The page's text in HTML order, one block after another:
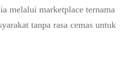
melalui marketplace ternama
tanpa rasa cemas untuk